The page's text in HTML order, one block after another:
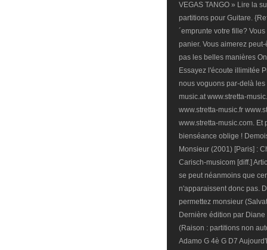
VEGAS TANGO » Lire la
partitions pour Guitare.
´emprunte votre fille?
panier. Vous aimerez
pas les belles manières
Essayez l'écoute illimitée
nous voguons par-delà les
music.at www.stretta-
www.stretta-music.fr
www.stretta-music.com. Et
bienséance oblige !
Monsieur (2001) [Paris] :
Carisch-musicom [diff.]
se peut néanmoins que
n'apparaissent donc pas.
permettez monsieur
Dernière édition par
(Raison : partitions non
Adamo G 4è G D7